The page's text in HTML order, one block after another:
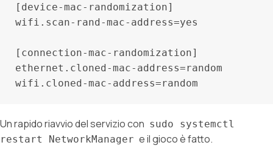
[device-mac-randomization]
wifi.scan-rand-mac-address=yes
[connection-mac-randomization]
ethernet.cloned-mac-address=random
Un rapido riavvio del servizio con sudo systemctl
restart NetworkManager e il gioco è fatto.